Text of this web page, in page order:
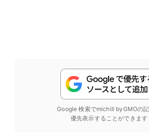
Google 検索でmichill byGMOの
優先表示することができます